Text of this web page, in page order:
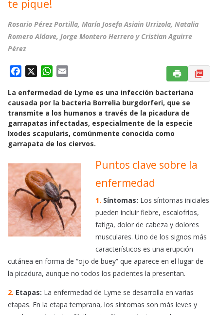
te pique!
Rosario Pérez Portilla, María Josefa Asiain Urrizola, Natalia
Romero Aldave, Jorge Montero Herrero y Cristian Aguirre
Pérez
c
e
b
o
o
W
a
t
s
A
p
a
i
l
La enfermedad de Lyme es una infección bacteriana
causada por la bacteria Borrelia burgdorferi, que se
transmite a los humanos a través de la picadura de
garrapatas infectadas, especialmente de la especie
Ixodes scapularis, comúnmente conocida como
garrapata de los ciervos.
Puntos clave sobre la
enfermedad
1. Síntomas: Los síntomas iniciales
pueden incluir fiebre, escalofríos,
fatiga, dolor de cabeza y dolores
musculares. Uno de los signos más
característicos es una erupción
cutánea en forma de “ojo de buey” que aparece en el lugar de
la picadura, aunque no todos los pacientes la presentan.
2. Etapas: La enfermedad de Lyme se desarrolla en varias
etapas. En la etapa temprana, los síntomas son más leves y